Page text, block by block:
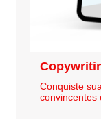
Conquiste
convincentes